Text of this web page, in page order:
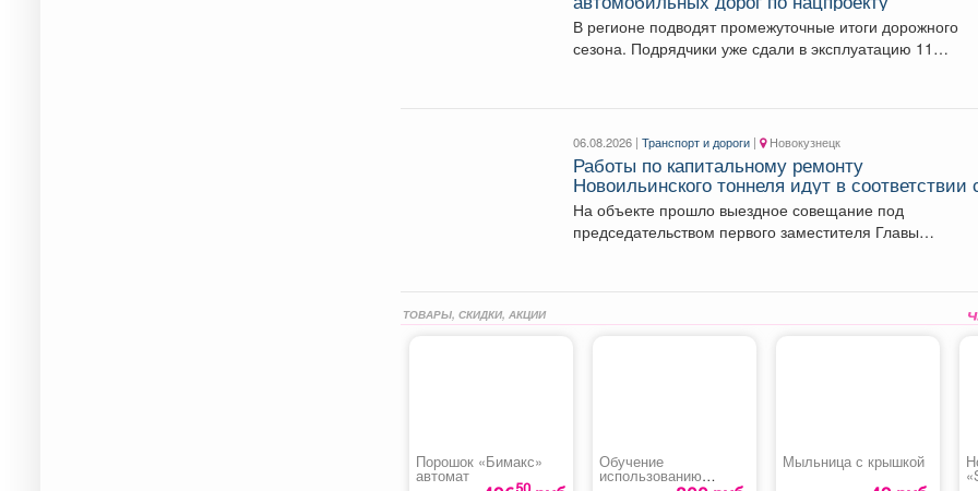
В регионе подводят промежуточные итоги дорожного
сезона. Подрядчики уже сдали в эксплуатацию 11
06.08.2026 |Транспорт и дороги | Новокузнецк
Работы по капитальному ремонту
Новоильинского тоннеля идут в соответствии
графиком
На объекте прошло выездное совещание под
председательством первого заместителя Главы
ТОВАРЫ, СКИДКИ, АКЦИИ
Порошок «Бимакс»
автомат
Обучение
использованию
Мыльница с крышкой